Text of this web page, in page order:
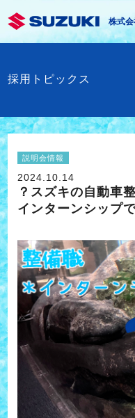
株式
採用トピックス
説明会情報
2024.10.14
？スズキの自動車
インターンシップ